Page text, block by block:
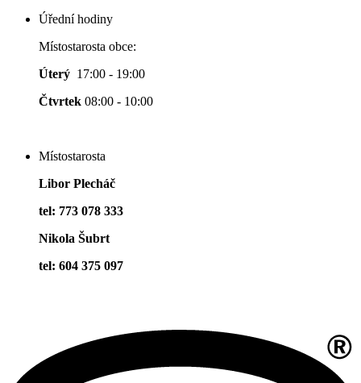
Úřední hodiny
Místostarosta obce:
Úterý 17:00 - 19:00
Čtvrtek 08:00 - 10:00
Místostarosta
Libor Plecháč
tel: 773 078 333
Nikola Šubrt
tel: 604 375 097